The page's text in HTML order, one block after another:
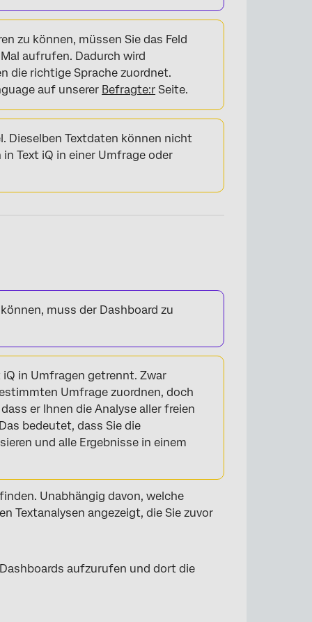
zu können, müssen Sie das Feld
aufrufen. Dadurch wird
die richtige Sprache zuordnet.
auf unserer Befragte:r Seite.
Dieselben Textdaten können nicht
Text iQ in einer Umfrage oder
muss der Dashboard zu
in Umfragen getrennt. Zwar
Umfrage zuordnen, doch
er Ihnen die Analyse aller freien
bedeutet, dass Sie die
und alle Ergebnisse in einem
Unabhängig davon, welche
Textanalysen angezeigt, die Sie zuvor
aufzurufen und dort die